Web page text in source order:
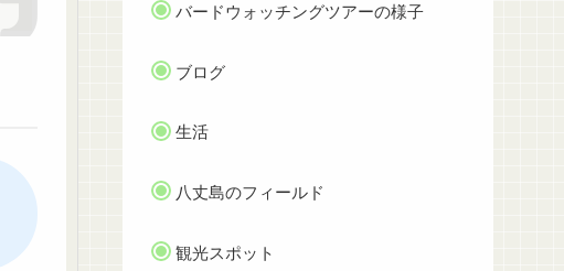
バードウォッチングツアーの様子
ブログ
生活
八丈島のフィールド
観光スポット